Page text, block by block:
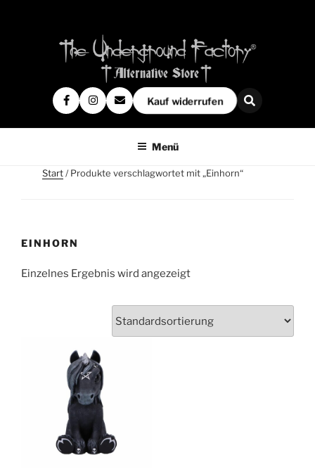
Kauf widerrufen
Menü
Start/ Produkte verschlagwortet mit „Einhorn“
EINHORN
Einzelnes Ergebnis wird angezeigt